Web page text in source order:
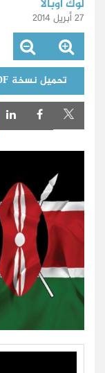
لوك أوبالا
27 أبريل 2014
تحميل نسخة PDF